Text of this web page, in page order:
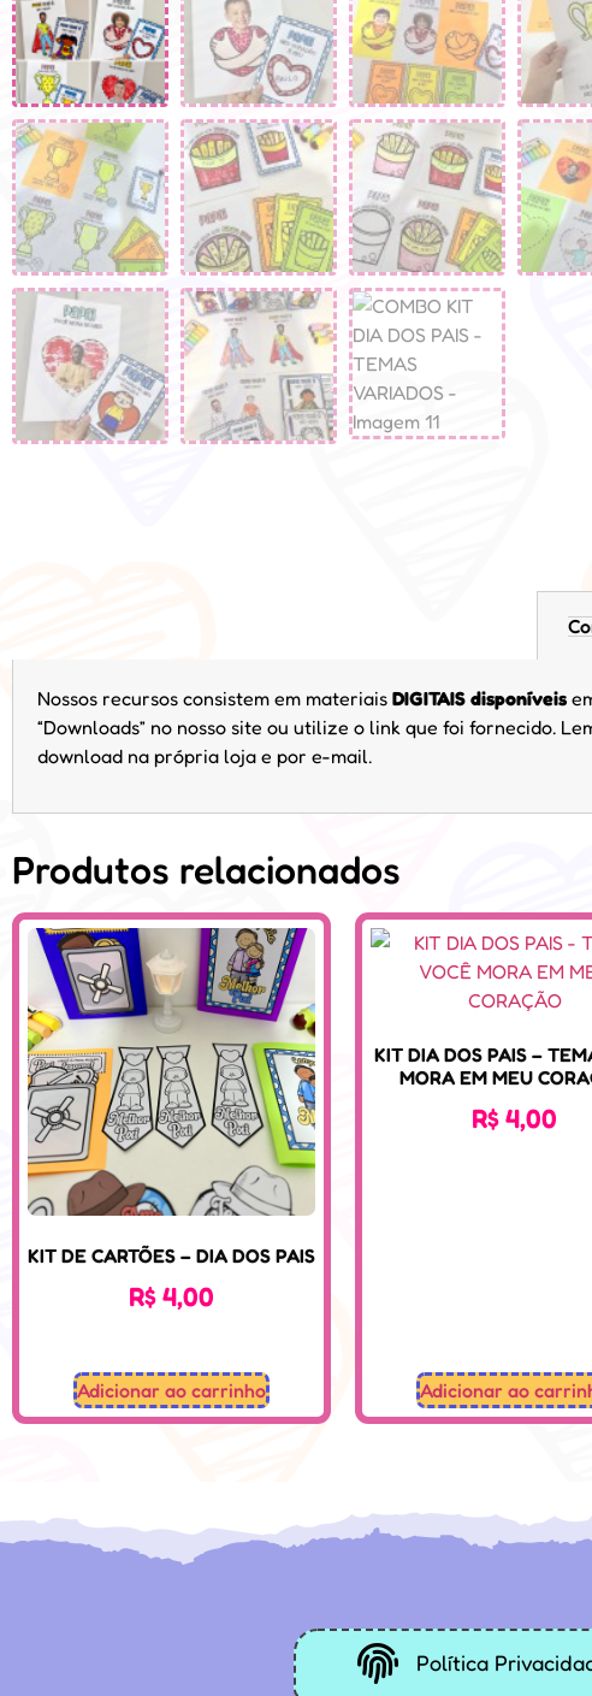
Nossos recursos consistem em materiais DIGITAIS disponíveis
“Downloads” no nosso site ou utilize o link que foi fornecido.
download na própria loja e por e-mail.
Produtos relacionados
KIT DE CARTÕES – DIA DOS PAIS
R$4,00
Adicionar ao carrinho
KIT DIA DOS PAIS –
MORA EM MEU
R$4,00
Adicionar ao
Política